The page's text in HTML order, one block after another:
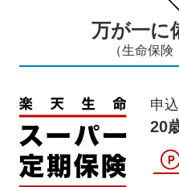
万が一に
（生命保険
申
20